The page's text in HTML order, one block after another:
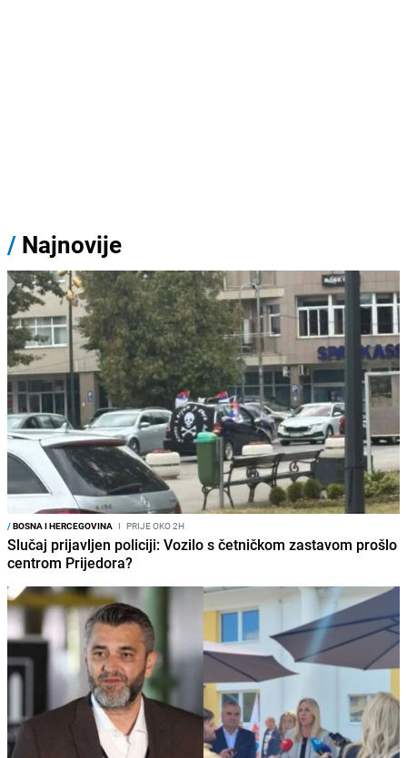
/ Najnovije
/BOSNA I HERCEGOVINA I PRIJE OKO 2H
Slučaj prijavljen policiji: Vozilo s četničkom zastavom prošlo
centrom Prijedora?